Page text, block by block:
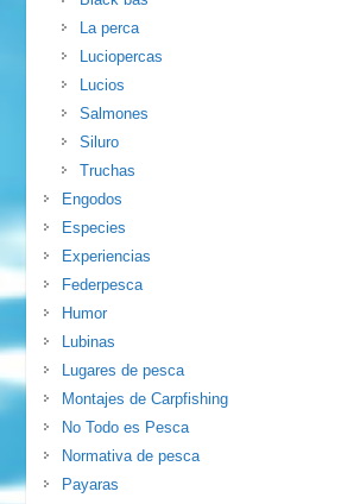
La perca
Luciopercas
Lucios
Salmones
Siluro
Truchas
Engodos
Especies
Experiencias
Federpesca
Humor
Lubinas
Lugares de pesca
Montajes de Carpfishing
No Todo es Pesca
Normativa de pesca
Payaras